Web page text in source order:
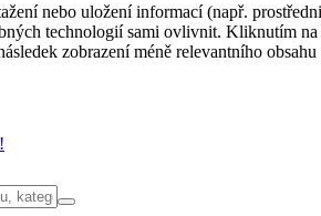
nebo uložení informací (např.
technologií sami ovlivnit. Kliknutím
zobrazení méně relevantního